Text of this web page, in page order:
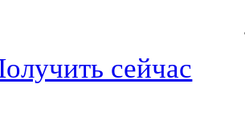
сейчас